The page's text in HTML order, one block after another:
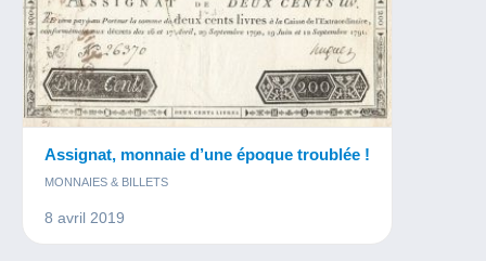
Assignat, monnaie d’une époque troublée !
MONNAIES & BILLETS
8 avril 2019